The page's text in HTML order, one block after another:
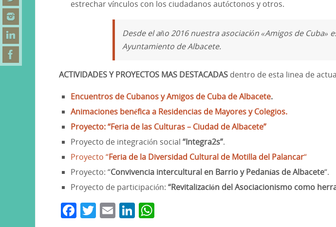
estrechar vínculos con los ciudadanos autóctonos y otros.
Desde el año 2016 nuestra asociación «Amigos de
Ayuntamiento de Albacete.
ACTIVIDADES Y PROYECTOS MAS DESTACADAS dentro de esta linea de
Encuentros de Cubanos y Amigos de Cuba de Albacete.
Animaciones benéfica a Residencias de Mayores y Colegios.
Proyecto: “Feria de las Culturas – Ciudad de Albacete”
Proyecto de integración social “Integra2s”.
Proyecto “Feria de la Diversidad Cultural de Motilla del Palancar“
Proyecto: “Convivencia intercultural en Barrio y Pedanías de Albacete“.
Proyecto de participación: “Revitalización del Asociacionismo como
F T E Li